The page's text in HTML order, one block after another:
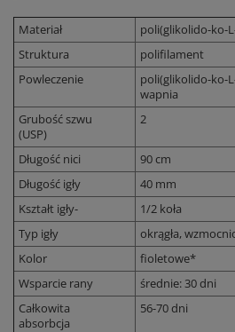
Materiał
poli(glikolido-ko-
Struktura
polifilament
Powleczenie
poli(glikolido-ko-
wapnia
Grubość szwu
(USP)
2
Długość nici
90 cm
Długość igły
40 mm
Kształt igły-
1/2 koła
Typ igły
okrągła,
Kolor
fioletowe*
Wsparcie rany
średnie: 30 dni
Całkowita
absorbcja
56-70 dni